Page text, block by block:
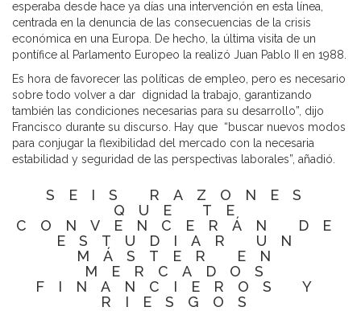
esperaba desde hace ya días una intervención en esta línea,
centrada en la denuncia de las consecuencias de la crisis
económica en una Europa. De hecho, la última visita de un
pontífice al Parlamento Europeo la realizó Juan Pablo II en 1988.
Es hora de favorecer las políticas de empleo, pero es necesario
sobre todo volver a dar dignidad la trabajo, garantizando
también las condiciones necesarias para su desarrollo”, dijo
Francisco durante su discurso. Hay que “buscar nuevos modos
para conjugar la flexibilidad del mercado con la necesaria
estabilidad y seguridad de las perspectivas laborales”, añadió.
SEIS RAZONES
QUE TE
CONVENCERÁN DE
ESTUDIAR UN
MÁSTER EN
MERCADOS
FINANCIEROS Y
RIESGOS